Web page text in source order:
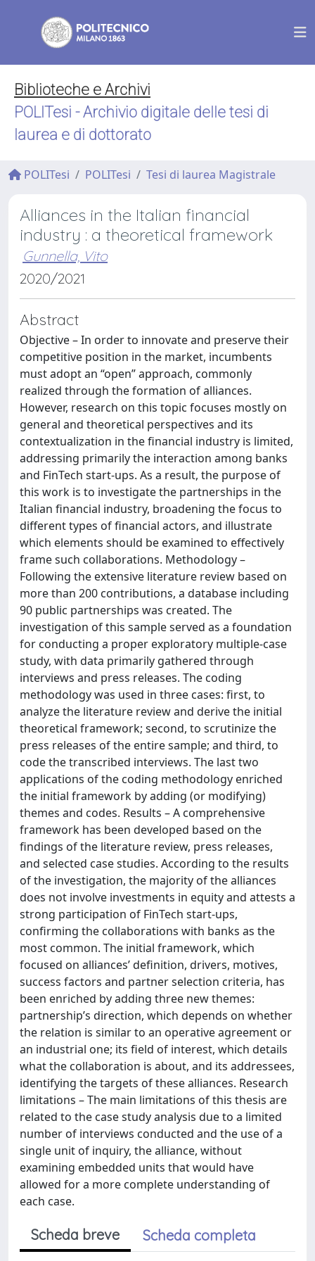
Biblioteche e Archivi
POLITesi - Archivio digitale delle tesi di
laurea e di dottorato
POLITesi POLITesi Tesi di laurea Magistrale
Alliances in the Italian financial
industry : a theoretical framework
Gunnella, Vito
2020/2021
Abstract
Objective – In order to innovate and preserve their
competitive position in the market, incumbents
must adopt an “open” approach, commonly
realized through the formation of alliances.
However, research on this topic focuses mostly on
general and theoretical perspectives and its
contextualization in the financial industry is limited,
addressing primarily the interaction among banks
and FinTech start-ups. As a result, the purpose of
this work is to investigate the partnerships in the
Italian financial industry, broadening the focus to
different types of financial actors, and illustrate
which elements should be examined to effectively
frame such collaborations. Methodology –
Following the extensive literature review based on
more than 200 contributions, a database including
90 public partnerships was created. The
investigation of this sample served as a foundation
for conducting a proper exploratory multiple-case
study, with data primarily gathered through
interviews and press releases. The coding
methodology was used in three cases: first, to
analyze the literature review and derive the initial
theoretical framework; second, to scrutinize the
press releases of the entire sample; and third, to
code the transcribed interviews. The last two
applications of the coding methodology enriched
the initial framework by adding (or modifying)
themes and codes. Results – A comprehensive
framework has been developed based on the
findings of the literature review, press releases,
and selected case studies. According to the results
of the investigation, the majority of the alliances
does not involve investments in equity and attests a
strong participation of FinTech start-ups,
confirming the collaborations with banks as the
most common. The initial framework, which
focused on alliances’ definition, drivers, motives,
success factors and partner selection criteria, has
been enriched by adding three new themes:
partnership’s direction, which depends on whether
the relation is similar to an operative agreement or
an industrial one; its field of interest, which details
what the collaboration is about, and its addressees,
identifying the targets of these alliances. Research
limitations – The main limitations of this thesis are
related to the case study analysis due to a limited
number of interviews conducted and the use of a
single unit of inquiry, the alliance, without
examining embedded units that would have
allowed for a more complete understanding of
each case.
Scheda breve Scheda completa